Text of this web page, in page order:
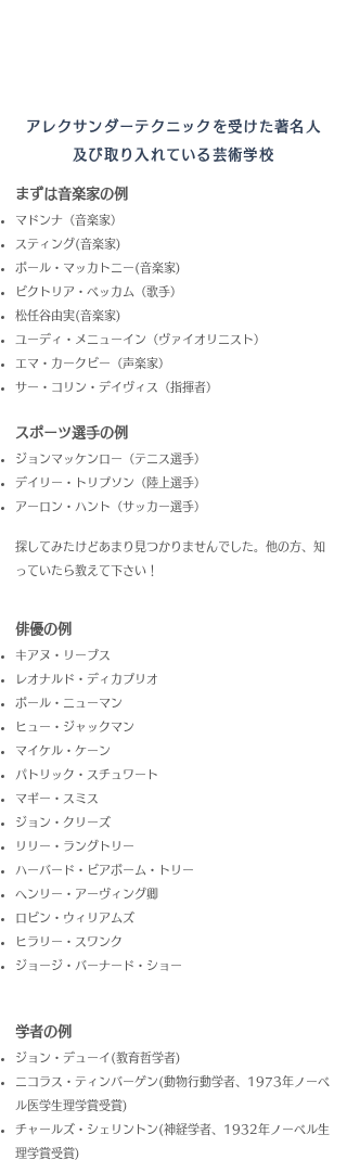
アレクサンダーテクニックを受けた著名人
及び取り入れている芸術学校
まずは音楽家の例
マドンナ（音楽家）
スティング(音楽家)
ポール・マッカトニー(音楽家)
ビクトリア・ベッカム（歌手）
松任谷由実(音楽家)​
ユーディ・メニューイン（ヴァイオリニスト）
エマ・カークビー（声楽家）
サー・コリン・デイヴィス（指揮者）
スポーツ選手の例
ジョンマッケンロー（テニス選手）
デイリー・トリプソン（陸上選手）
アーロン・ハント（サッカー選手）
探してみたけどあまり見つかりませんでした。他の方、知
っていたら教えて下さい！
俳優の例
キアヌ・リーブス
レオナルド・ディカプリオ
ポール・ニューマン
ヒュー・ジャックマン
マイケル・ケーン
パトリック・スチュワート
マギー・スミス
ジョン・クリーズ
リリー・ラングトリー
ハーバード・ビアボーム・トリー
ヘンリー・アーヴィング卿
ロビン・ウィリアムズ
ヒラリー・スワンク
ジョージ・バーナード・ショー
学者の例
ジョン・デューイ(教育哲学者)
ニコラス・ティンバーゲン(動物行動学者、1973年ノーベ
ル医学生理学賞受賞)
チャールズ・シェリントン(神経学者、1932年ノーベル生
理学賞受賞)